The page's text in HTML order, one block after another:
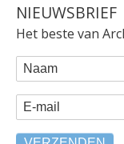
NIEUWSBRIEF
Het beste van
WEBFORM
Naam
E-mail